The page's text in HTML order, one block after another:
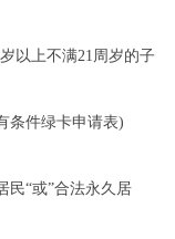
以上不满21周岁的子
件绿卡申请表)
“或”合法永久居